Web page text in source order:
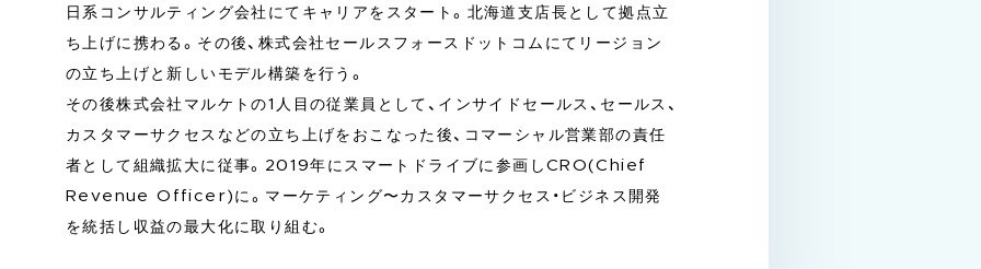
日系コンサルティング会社にてキャリアをスタート。北海道支店長として拠点立
ち上げに携わる。その後、株式会社セールスフォースドットコムにてリージョン
の立ち上げと新しいモデル構築を行う。
その後株式会社マルケトの1人目の従業員として、インサイドセールス、セールス、
カスタマーサクセスなどの立ち上げをおこなった後、コマーシャル営業部の責任
者として組織拡大に従事。2019年にスマートドライブに参画しCRO(Chief
Revenue Officer)に。マーケティング〜カスタマーサクセス・ビジネス開発
を統括し収益の最大化に取り組む。